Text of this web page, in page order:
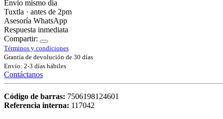
Envío mismo día
Tuxtla · antes de 2pm
Asesoría WhatsApp
Respuesta inmediata
Compartir:
Términos y condiciones
Grantía de devolución de 30 días
Envío: 2-3 días hábiles
Contáctanos
Código de barras: 7506198124601
Referencia interna: 117042